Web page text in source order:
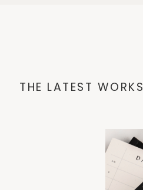
THE LATEST WORKS